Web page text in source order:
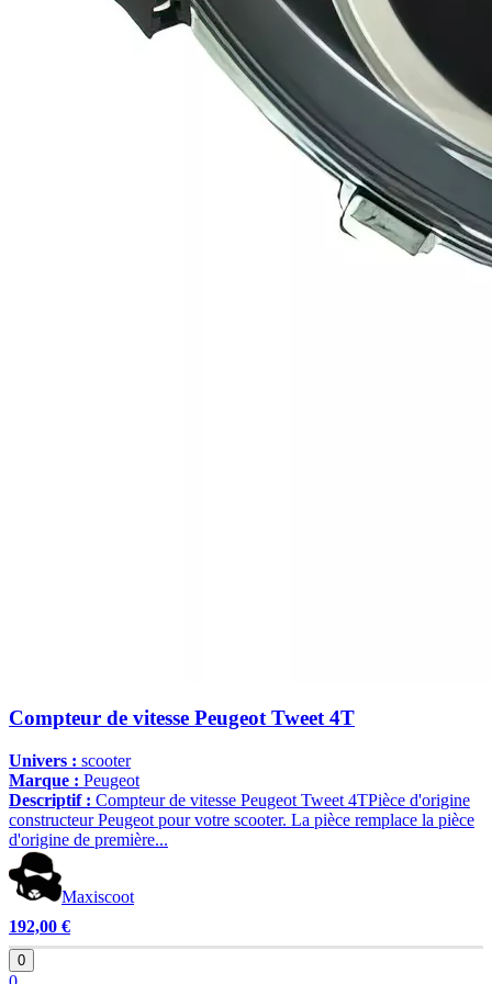
Compteur de vitesse Peugeot Tweet 4T
Univers : scooter
Marque : Peugeot
Descriptif : Compteur de vitesse Peugeot Tweet 4TPièce d'origine
constructeur Peugeot pour votre scooter. La pièce remplace la pièce
d'origine de première...
Maxiscoot
192,00 €
0